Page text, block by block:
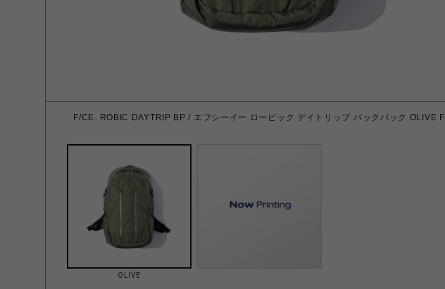
F/CE. ROBIC DAYTRIP BP / エフシーイー ロービック デイトリップ バックパック OLIVE F
OLIVE